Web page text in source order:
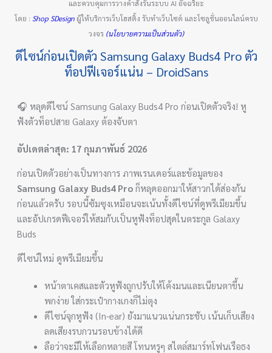
และควบคุมการวางคำสั่งรันระบบ AI อัจฉริยะ
โดย : Shop SDesign ผู้ให้บริการเว็บโฮสติ้ง รับทำเว็บไซต์ และโซลูชั่นออนไลน์ครบ
วงจร(นโยบายความเป็นส่วนตัว)
ดีไซน์ก่อนเปิดตัว Samsung Galaxy Buds4 Pro ตัว
ท็อปฟีเจอร์แน่น – DroidSans
🎧 หลุดดีไซน์ Samsung Galaxy Buds4 Pro ก่อนเปิดตัวจริง! หู
ฟังตัวท็อปสาย Galaxy ต้องจับตา
อัปเดตล่าสุด: 17 กุมภาพันธ์ 2026
ก่อนเปิดตัวอย่างเป็นทางการ ภาพเรนเดอร์และข้อมูลของ
Samsung Galaxy Buds4 Pro ก็หลุดออกมาให้สาวกได้ส่องกัน
ก่อนแล้วครับ รอบนี้ซัมซุงเหมือนจะเน้นทั้งดีไซน์ที่ดูพรีเมียมขึ้น
และอัปเกรดฟีเจอร์ให้สมกับเป็นหูฟังท็อปสุดในตระกูล Galaxy
Buds
ดีไซน์ใหม่ ดูพรีเมียมขึ้น
หน้าตาเคสและตัวหูฟังถูกปรับให้โค้งมนและเนียนตาขึ้น
พกง่าย ใส่กระเป๋ากางเกงก็ไม่ตุง
ดีไซน์จุกหูฟัง (In-ear) ยังมาแนวแน่นกระชับ เน้นเก็บเสียง
ลดเสียงรบกวนรอบข้างได้ดี
ลือว่าจะมีให้เลือกหลายสี โทนหรูๆ สไตล์สมาร์ทโฟนเรือธง